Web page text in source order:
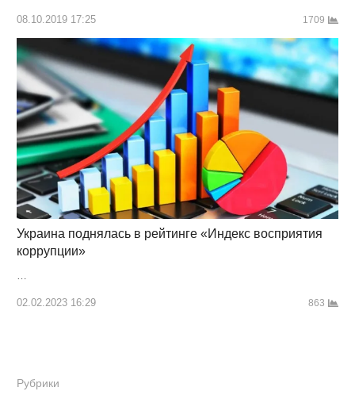
08.10.2019 17:25 1709
Украина поднялась в рейтинге «Индекс восприятия
коррупции»
…
02.02.2023 16:29 863
Рубрики